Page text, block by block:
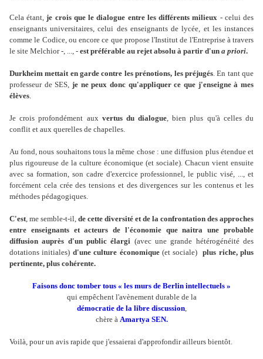
Cela étant,je crois que le dialogue entre les différents milieux - celui des
enseignants universitaires, celui des enseignants de lycée, et les instances
comme le Codice, ou encore ce que propose l'Institut de l'Entreprise à travers
le site Melchior -, ..., - est préférable au rejet absolu à partir d'un a priori.
Durkheim mettait en garde contre les prénotions, les préjugés. En tant que
professeur de SES, je ne peux donc qu'appliquer ce que j'enseigne à mes
élèves.
Je crois profondément aux vertus du dialogue, bien plus qu'à celles du
conflit et aux querelles de chapelles.
Au fond, nous souhaitons tous la même chose : une diffusion plus étendue et
plus rigoureuse de la culture économique (et sociale). Chacun vient ensuite
avec sa formation, son cadre d'exercice professionnel, le public visé, ..., et
forcément cela crée des tensions et des divergences sur les contenus et les
méthodes pédagogiques.
C'est, me semble-t-il, de cette diversité et de la confrontation des approches
entre enseignants et acteurs de l'économie que naitra une probable
diffusion auprès d'un public élargi (avec une grande hétérogénéité des
dotations initiales) d'une culture économique(et sociale)plus riche, plus
pertinente, plus cohérente.
Faisons donc tomber tous « les murs de Berlin intellectuels »
qui empêchent l'avènement durable de la
démocratie de la libre discussion,
chère à Amartya SEN.
Voilà, pour un avis rapide que j'essaierai d'approfondir ailleurs bientôt.